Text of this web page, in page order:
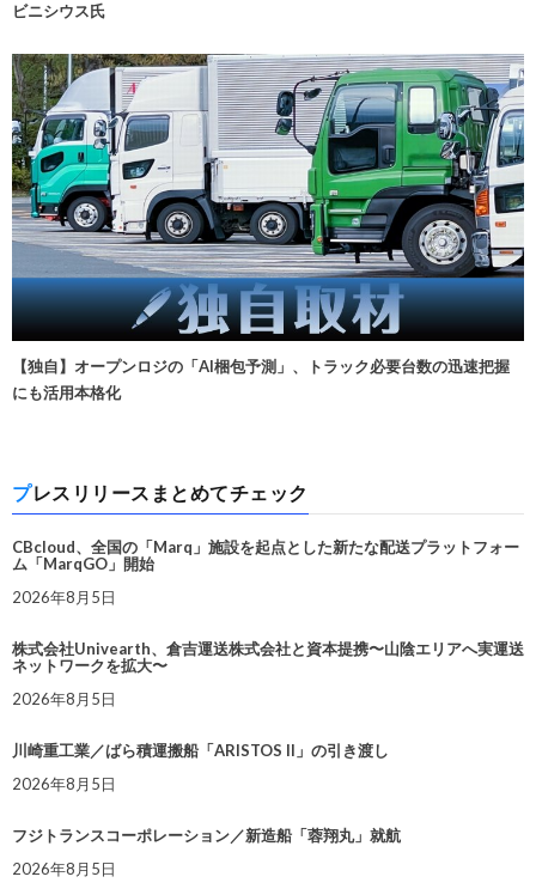
ビニシウス氏
【独自】オープンロジの「AI梱包予測」、トラック必要台数の迅速把握
にも活用本格化
プレスリリースまとめてチェック
CBcloud、全国の「Marq」施設を起点とした新たな配送プラットフォー
ム「MarqGO」開始
2026年8月5日
株式会社Univearth、倉吉運送株式会社と資本提携〜山陰エリアへ実運送
ネットワークを拡大〜
2026年8月5日
川崎重工業／ばら積運搬船「ARISTOS II」の引き渡し
2026年8月5日
フジトランスコーポレーション／新造船「蓉翔丸」就航
2026年8月5日